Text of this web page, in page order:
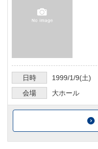
日時 1999/1/9(土)
会場
大ホール